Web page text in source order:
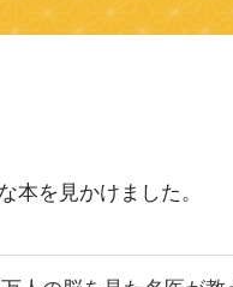
本を見かけました。